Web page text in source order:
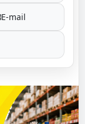
E-mail